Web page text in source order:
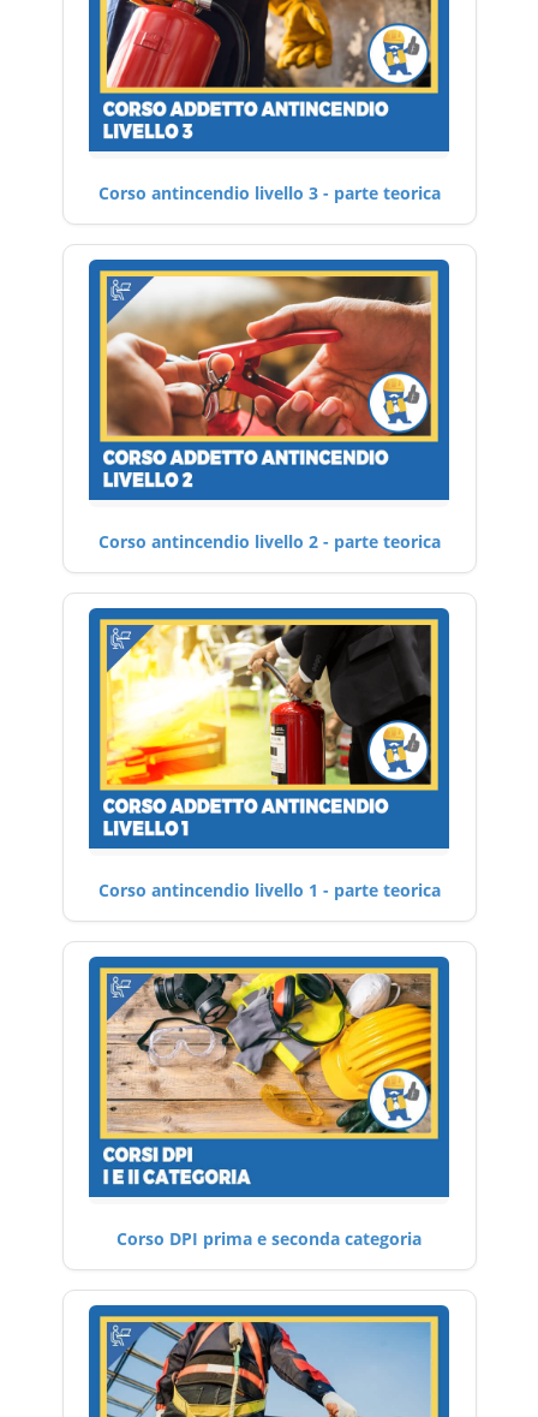
Corso antincendio livello 3 - parte teorica
Corso antincendio livello 2 - parte teorica
Corso antincendio livello 1 - parte teorica
Corso DPI prima e seconda categoria